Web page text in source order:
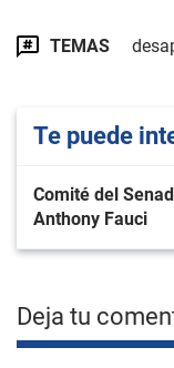
TEMAS
Te puede
Comité del
Anthony Fauci
Deja tu